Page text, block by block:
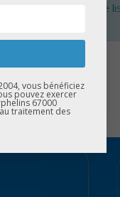
afin d'avoir une
vous bénéficiez
pouvez exercer
67000
traitement des